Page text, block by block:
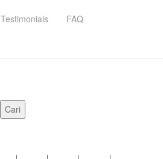
Testimonials FAQ
Cari